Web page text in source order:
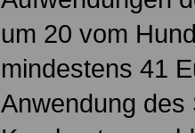
um 20 vom
mindestens 41
Anwendung des